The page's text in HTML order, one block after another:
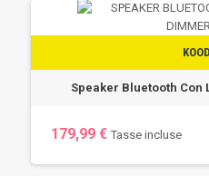
Speaker Bluetooth
179,99 € Tasse incluse